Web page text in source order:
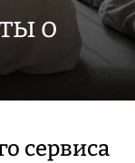
о
сервиса